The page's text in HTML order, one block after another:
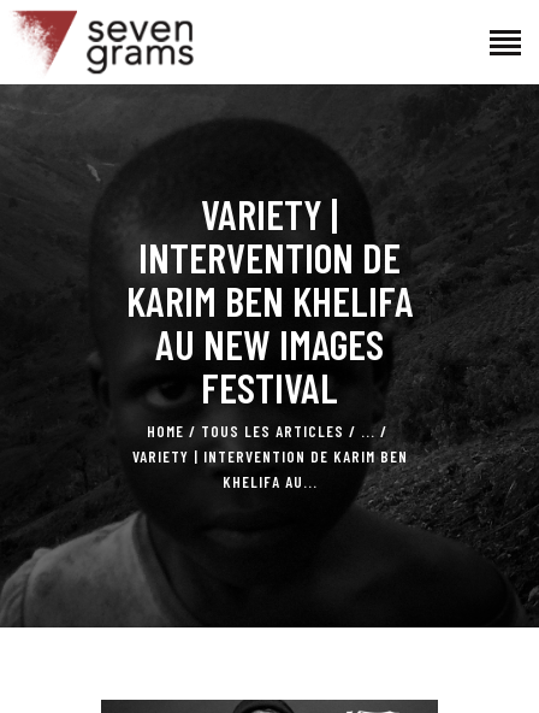
VARIETY |
INTERVENTION DE
KARIM BEN KHELIFA
AU NEW IMAGES
FESTIVAL
HOME TOUS LES ARTICLES
...
VARIETY | INTERVENTION DE KARIM BEN
KHELIFA AU...
ACCUEIL
L’ÉQUIPE
ACTUALITÉS
CONTACTS